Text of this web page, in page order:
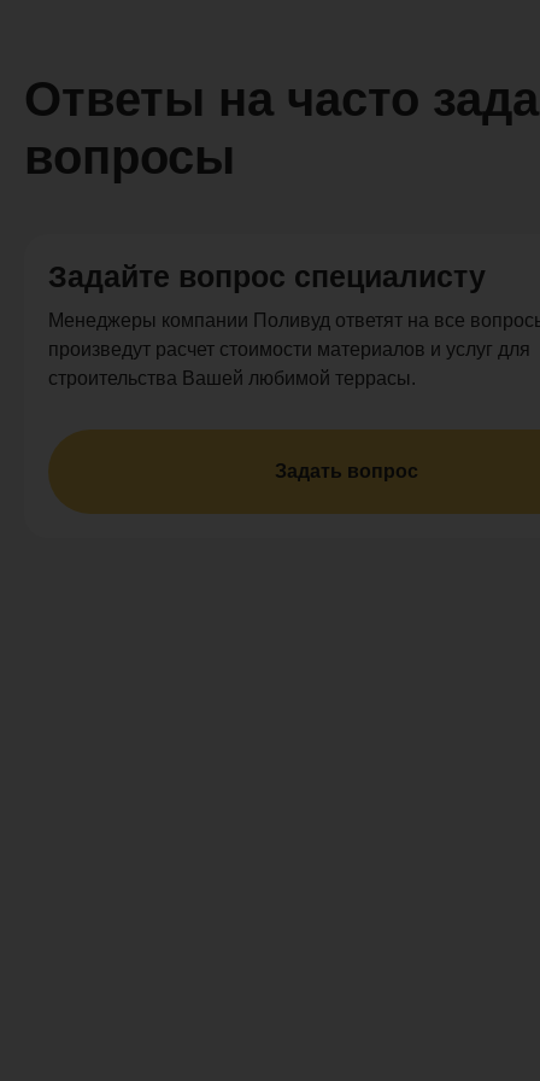
Ответы на часто
вопросы
Задайте вопрос специалисту
Менеджеры компании Поливуд ответят на все
произведут расчет стоимости материалов и услуг для
строительства Вашей любимой террасы.
Задать вопрос